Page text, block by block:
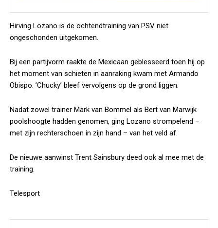
Hirving Lozano is de ochtendtraining van PSV niet
ongeschonden uitgekomen.
Bij een partijvorm raakte de Mexicaan geblesseerd toen hij op
het moment van schieten in aanraking kwam met Armando
Obispo. ’Chucky’ bleef vervolgens op de grond liggen.
Nadat zowel trainer Mark van Bommel als Bert van Marwijk
poolshoogte hadden genomen, ging Lozano strompelend –
met zijn rechterschoen in zijn hand – van het veld af.
De nieuwe aanwinst Trent Sainsbury deed ook al mee met de
training.
Telesport